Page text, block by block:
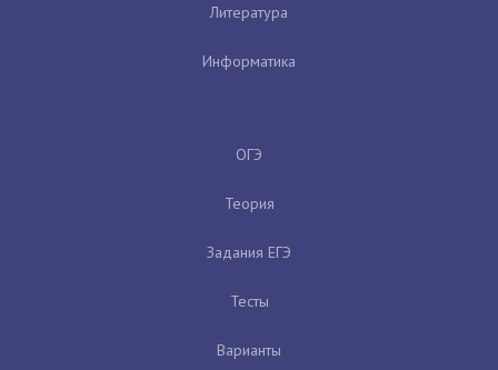
Литература
Информатика
ОГЭ
Теория
Задания ЕГЭ
Тесты
Варианты